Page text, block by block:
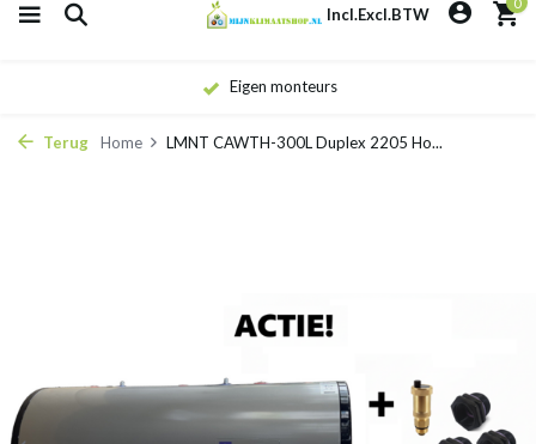
Incl.Excl.BTW
Eigen monteurs
Terug Home LMNT CAWTH-300L Duplex 2205 Ho...